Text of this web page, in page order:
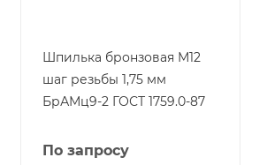
Шпилька бронзовая М12
шаг резьбы 1,75 мм
БрАМц9-2 ГОСТ 1759.0-87
По запросу